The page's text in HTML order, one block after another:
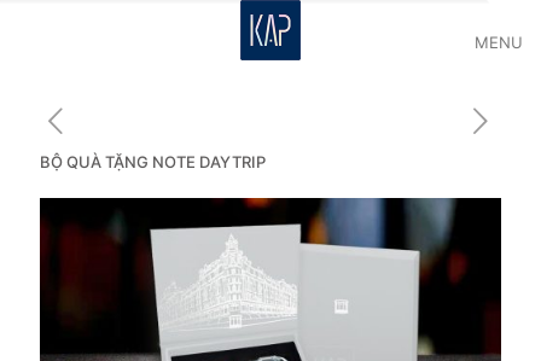
MENU
BỘ QUÀ TẶNG NOTE DAYTRIP